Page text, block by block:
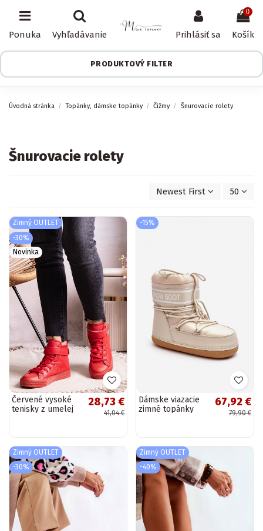
Ponuka Vyhľadávanie Prihlásiť sa
0
Košík
PRODUKTOVÝ FILTER
Úvodná stránka Topánky, dámske topánky Čižmy Šnurovacie rolety
Šnurovacie rolety
Newest First 50
Zimný OUTLET
-30%
Novinka
Červené vysoké
tenisky z umelej
28,73 €
41,04 €
-15%
Dámske viazacie
zimné topánky
67,92 €
79,90 €
Zimný OUTLET
-30%
Zimný OUTLET
-40%